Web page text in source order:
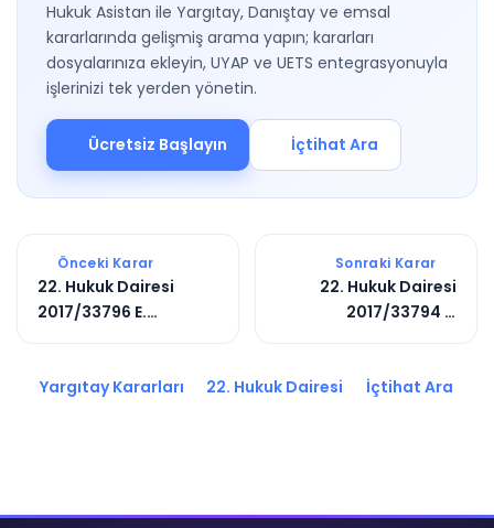
Hukuk Asistan ile Yargıtay, Danıştay ve emsal
kararlarında gelişmiş arama yapın; kararları
dosyalarınıza ekleyin, UYAP ve UETS entegrasyonuyla
işlerinizi tek yerden yönetin.
Ücretsiz Başlayın İçtihat Ara
Önceki Karar
22. Hukuk Dairesi
2017/33796 E.
Sonraki Karar
22. Hukuk Dairesi
2017/33794 E.
Yargıtay Kararları 22. Hukuk Dairesi İçtihat Ara